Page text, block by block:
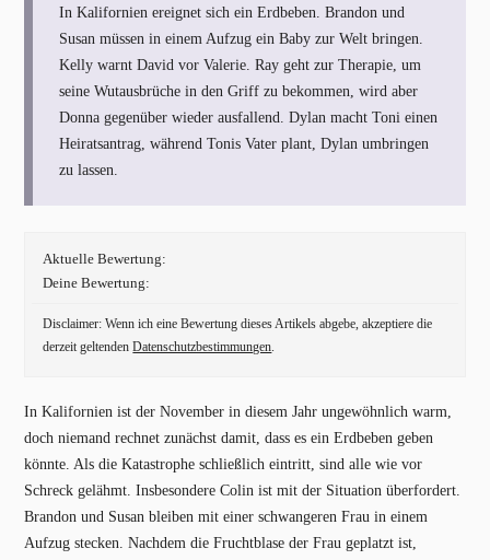
In Kalifornien ereignet sich ein Erdbeben. Brandon und
Susan müssen in einem Aufzug ein Baby zur Welt bringen.
Kelly warnt David vor Valerie. Ray geht zur Therapie, um
seine Wutausbrüche in den Griff zu bekommen, wird aber
Donna gegenüber wieder ausfallend. Dylan macht Toni einen
Heiratsantrag, während Tonis Vater plant, Dylan umbringen
zu lassen.
Aktuelle Bewertung:
Deine Bewertung:
Disclaimer: Wenn ich eine Bewertung dieses Artikels abgebe, akzeptiere die
derzeit geltendenDatenschutzbestimmungen.
In Kalifornien ist der November in diesem Jahr ungewöhnlich warm,
doch niemand rechnet zunächst damit, dass es ein Erdbeben geben
könnte. Als die Katastrophe schließlich eintritt, sind alle wie vor
Schreck gelähmt. Insbesondere Colin ist mit der Situation überfordert.
Brandon und Susan bleiben mit einer schwangeren Frau in einem
Aufzug stecken. Nachdem die Fruchtblase der Frau geplatzt ist,